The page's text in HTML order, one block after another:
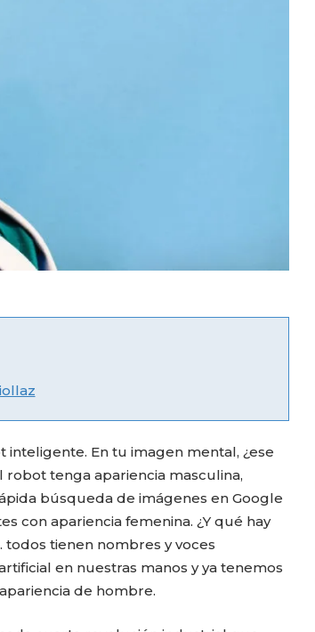
En tu imagen mental, ¿ese
tenga apariencia masculina,
búsqueda de imágenes en Google
con apariencia femenina. ¿Y qué hay
todos tienen nombres y voces
en nuestras manos y ya tenemos
de hombre.